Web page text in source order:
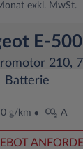
exkl. MwSt.
E-
210,
Batterie
0 g/km A